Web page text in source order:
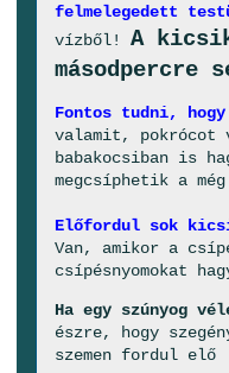
felmelegedett
vízből! A
másodpercre
Fontos tudni,
valamit, pokrócot
babakocsiban is
megcsíphetik a
Előfordul sok
Van, amikor a
csípésnyomokat
Ha egy szúnyog
észre, hogy
szemen fordul elő